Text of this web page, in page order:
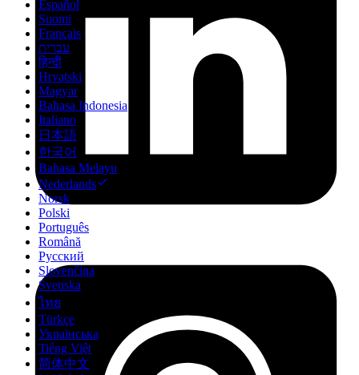
Español
Suomi
Français
עברית
हिन्दी
Hrvatski
Magyar
Bahasa Indonesia
Italiano
日本語
한국어
Bahasa Melayu
Nederlands
Norsk
Polski
Português
Română
Русский
Slovenčina
Svenska
ไทย
Türkçe
Українська
Tiếng Việt
简体中文